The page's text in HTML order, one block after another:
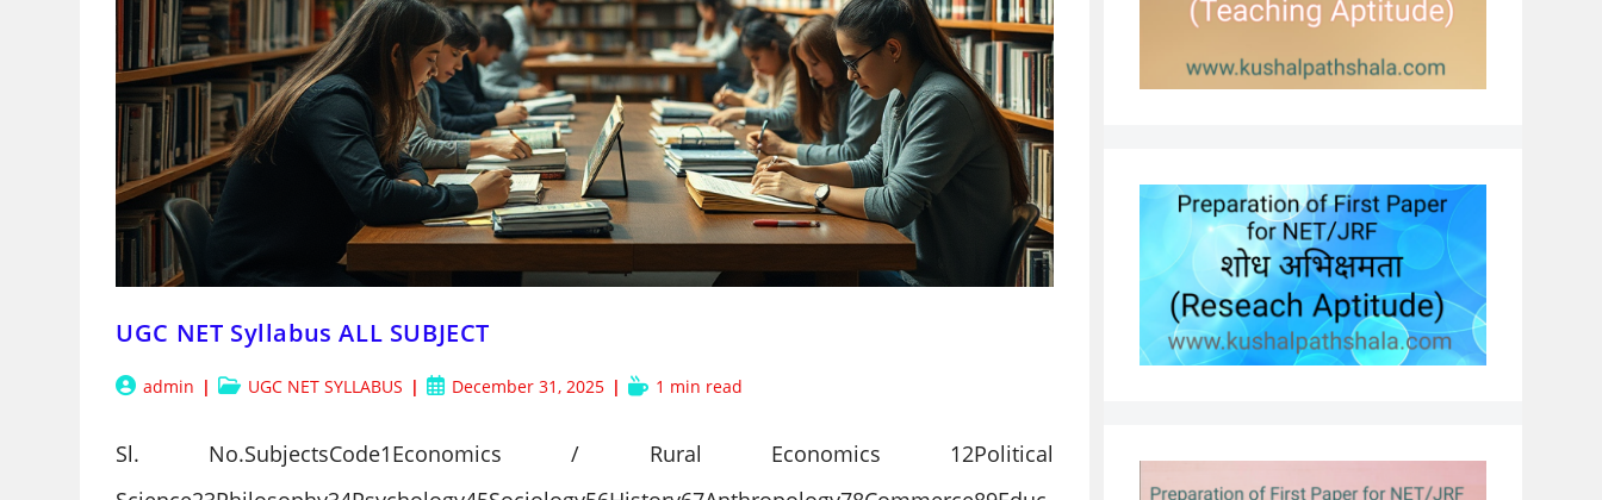
UGC NET Syllabus ALL SUBJECT
Postadmin
PostUGC NET SYLLABUS
PostDecember 31, 2025
Reading
1 min read
Sl. No.SubjectsCode1Economics / Rural Economics 12Political